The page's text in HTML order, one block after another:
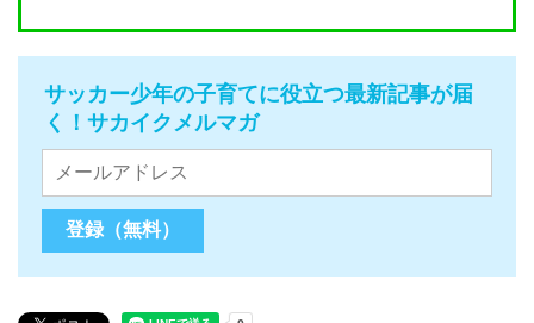
サッカー少年の子育てに役立つ最新記事が届
く！サカイクメルマガ